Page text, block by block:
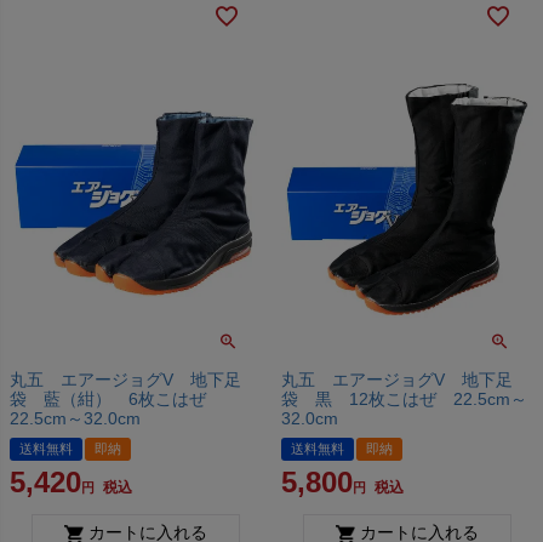
丸五 エアージョグV 地下足
袋 藍（紺） 6枚こはぜ
22.5cm～32.0cm
送料無料 即納
5,420 税込
カートに入れる
丸五 エアージョグV 地下足
袋 黒 12枚こはぜ 22.5cm～
32.0cm
送料無料 即納
5,800 税込
カートに入れる